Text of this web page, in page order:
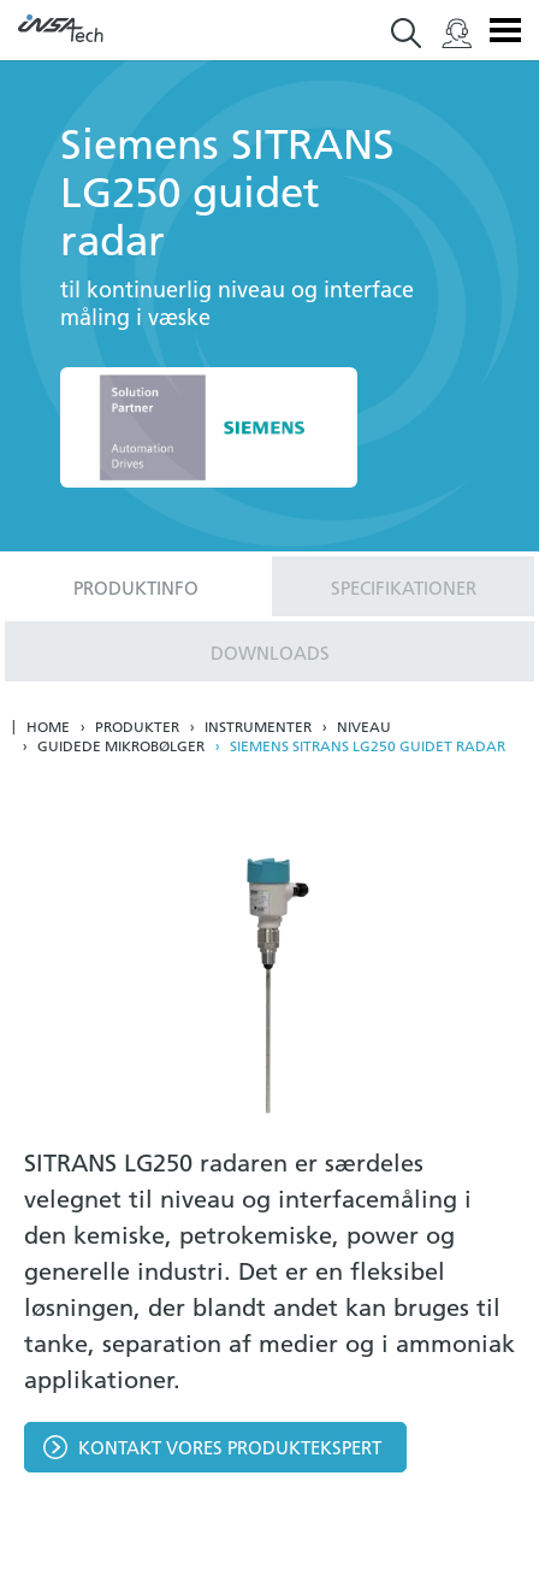
Siemens SITRANS
LG250 guidet
radar
til kontinuerlig niveau og interface
måling i væske
PRODUKTINFO SPECIFIKATIONER
DOWNLOADS
HOME PRODUKTER INSTRUMENTER
NIVEAU
GUIDEDE MIKROBØLGER
SIEMENS SITRANS LG250 GUIDET RADAR
SITRANS LG250 radaren er særdeles
velegnet til niveau og interfacemåling i
den kemiske, petrokemiske, power og
generelle industri. Det er en fleksibel
løsningen, der blandt andet kan bruges til
tanke, separation af medier og i ammoniak
applikationer.
KONTAKT VORES PRODUKTEKSPERT